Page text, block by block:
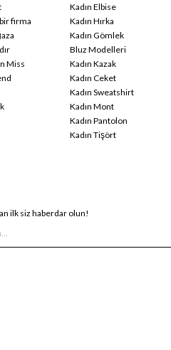
firma
Miss
Kadın Elbise
Kadın Hırka
Kadın Gömlek
Bluz Modelleri
Kadın Kazak
Kadın Ceket
Kadın Sweatshirt
Kadın Mont
Kadın Pantolon
Kadın Tişört
ilk siz haberdar olun!